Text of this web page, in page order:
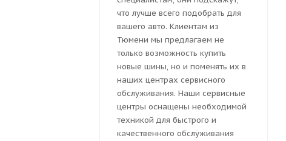
что лучше всего подобрать для
вашего авто. Клиентам из
Тюмени мы предлагаем не
только возможность купить
новые шины, но и поменять их в
наших центрах сервисного
обслуживания. Наши сервисные
центры оснащены необходимой
техникой для быстрого и
качественного обслуживания